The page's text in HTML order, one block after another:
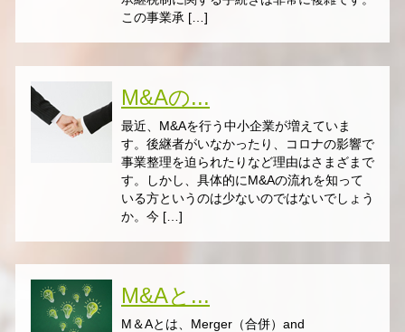
この事業承 […]
M&Aの...
最近、M&Aを行う中小企業が増えていま
す。後継者がいなかったり、コロナの影響で
事業整理を迫られたりなど理由はさまざまで
す。しかし、具体的にM&Aの流れを知って
いる方というのは少ないのではないでしょう
か。今 […]
M&Aと...
M＆Aとは、Merger（合併）and